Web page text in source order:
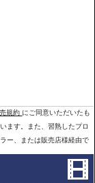
規約 にご同意いただいたも
ます。また、習熟したプロ
ー、または販売店様経由で